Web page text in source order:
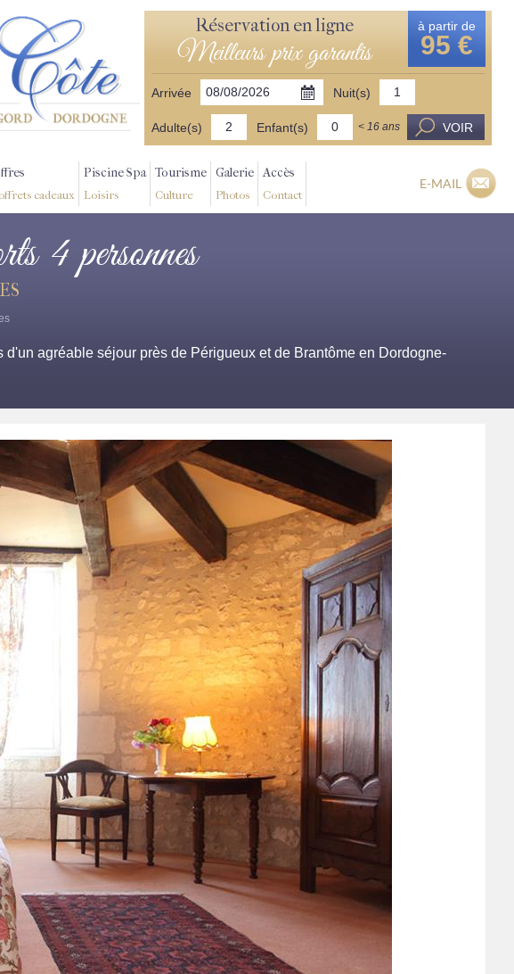
Réservation en ligne
Meilleurs prix garantis
à partir de
95 €
Arrivée Nuit(s)
Adulte(s) Enfant(s) < 16 ans VOIR
cadeaux
Piscine Spa
Loisirs
Tourisme
Culture
Galerie
Photos
Accès
Contact
E-MAIL
4 personnes
agréable séjour près de Périgueux et de Brantôme en Dordogne-